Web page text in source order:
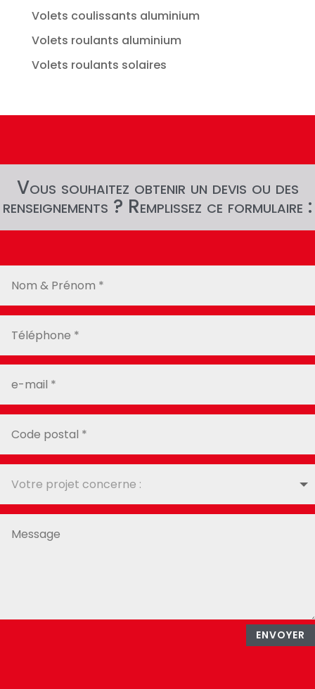
Volets coulissants aluminium
Volets roulants aluminium
Volets roulants solaires
Vous souhaitez obtenir un devis ou des
renseignements ? Remplissez ce formulaire :
ENVOYER